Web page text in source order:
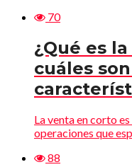
70
¿Qué es
cuáles
La venta en corto
operaciones que
88